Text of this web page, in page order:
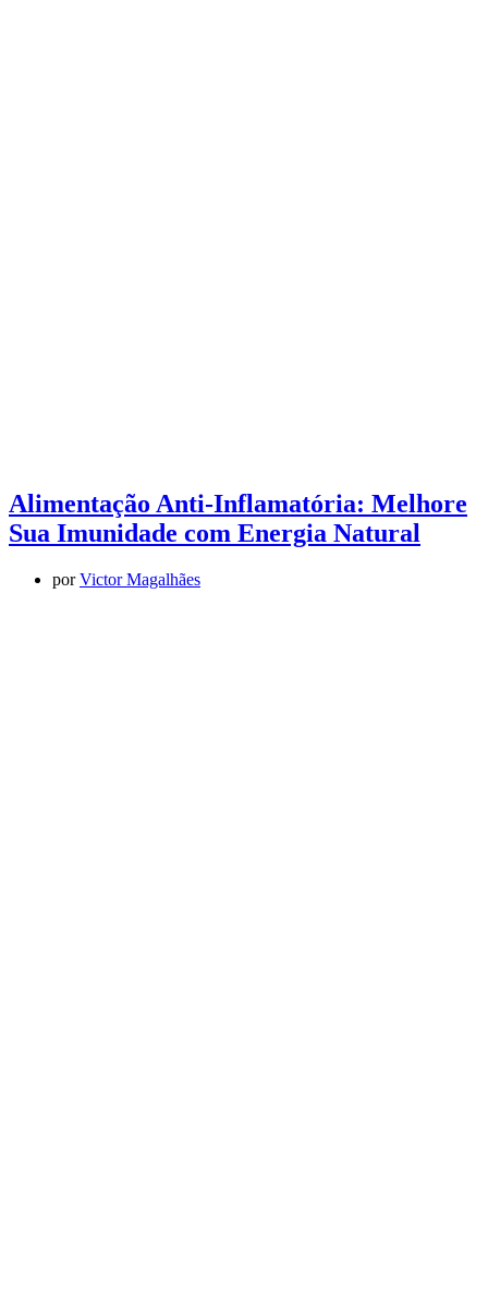
Alimentação Anti-Inflamatória: Melhore
Sua Imunidade com Energia Natural
porVictor Magalhães